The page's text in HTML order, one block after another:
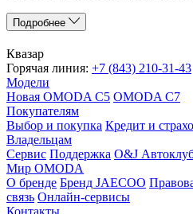
Подробнее
Квазар
Горячая линия: +7 (843) 210-31-43
Модели
Новая OMODA C5 OMODA C7
Покупателям
Выбор и покупка Кредит и
Владельцам
Сервис Поддержка O&J
Мир OMODA
О бренде Бренд JAECOO
связь Онлайн-сервисы
Контакты